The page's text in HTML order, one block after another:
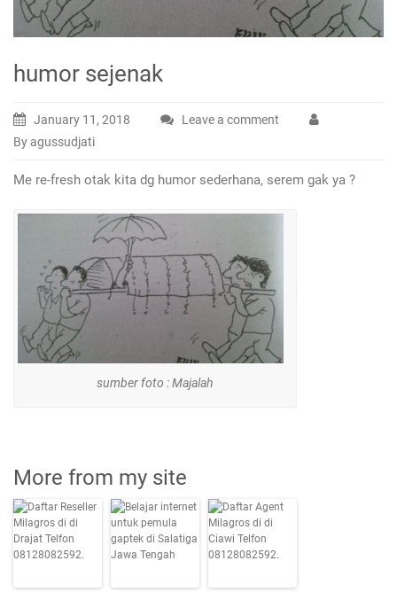
humor sejenak
January 11, 2018
Leave a comment
By agussudjati
Me re-fresh otak kita dg humor sederhana, serem gak ya ?
sumber foto : Majalah
More from my site